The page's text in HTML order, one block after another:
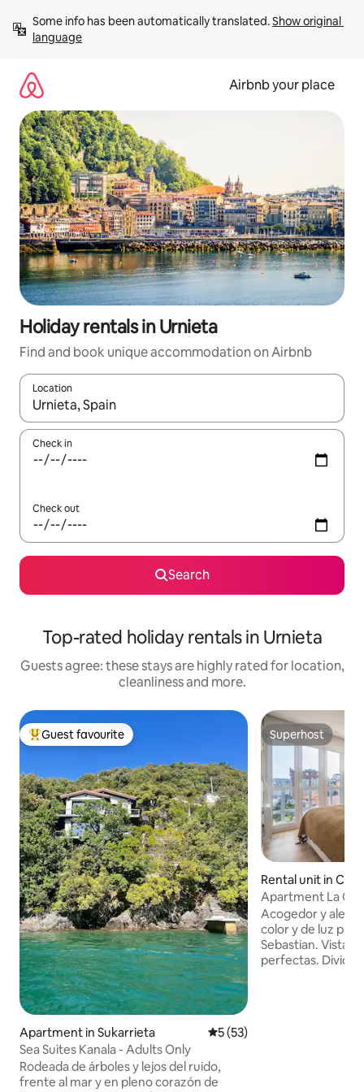
content
Some info has been automatically translated. Show original
language
Airbnb your place
Holiday rentals in Urnieta
Find and book unique accommodation on Airbnb
Location
When results are available, navigate with the up and down
Check in
Check out
Search
Top-rated holiday rentals in Urnieta
Guests agree: these stays are highly rated for location,
cleanliness and more.
Top guest favourite
Guest favourite
Apartment in Sukarrieta 5 out of 5 average rating,
5 (53)
Sea Suites Kanala - Adults Only
Rodeada de árboles y lejos del ruido,
frente al mar y en pleno corazón de
Superhost
Superhost
Rental unit in
bastián
Apartment La
Concha studio
Acogedor y
color y de luz
Sebastian. Vistas al mar.
perfectas.